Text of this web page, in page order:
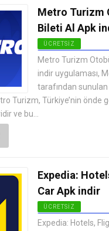
Metro Turizm
Bileti Al Apk
ÜCRETSIZ
ANDROID TATIL VE
UYGULAMALARI
Metro Turizm
indir uygulaması,
tarafından sunulan
Turizm, Türkiye’nin önde
ve bu...
Expedia:
Car Apk indir
ÜCRETSIZ
ANDROID TATIL VE
UYGULAMALARI
Expedia: Hotels,